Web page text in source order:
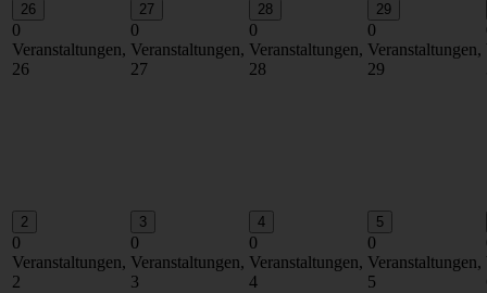
26
0
Veranstaltungen,
26
27
0
Veranstaltungen,
27
28
0
Veranstaltungen,
28
29
0
Veranstaltungen,
29
2
0
Veranstaltungen,
2
3
0
Veranstaltungen,
3
4
0
Veranstaltungen,
4
5
0
Veranstaltungen,
5